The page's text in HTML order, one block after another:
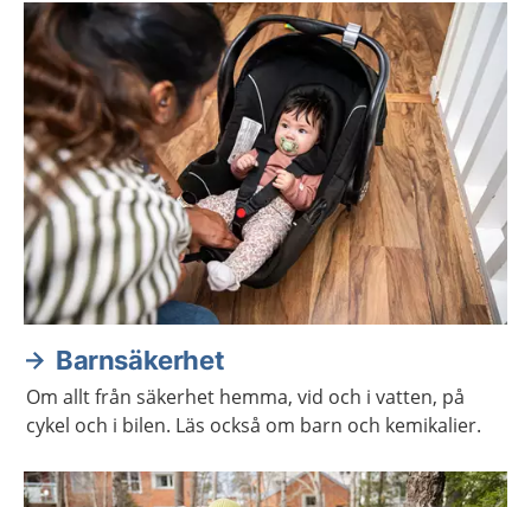
Barnsäkerhet
Om allt från säkerhet hemma, vid och i vatten, på
cykel och i bilen. Läs också om barn och kemikalier.